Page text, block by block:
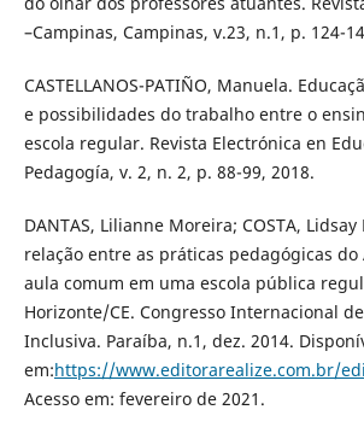
–Campinas, Campinas, v.23, n.1, p. 124-
CASTELLANOS-PATIÑO, Manuela.
e possibilidades do trabalho entre o
escola regular. Revista Electrónica en
Pedagogía, v. 2, n. 2, p. 88-99, 2018.
DANTAS, Lilianne Moreira; COSTA,
relação entre as práticas pedagógicas do
aula comum em uma escola pública
Horizonte/CE. Congresso Internacional
Inclusiva. Paraíba, n.1, dez. 2014.
em:https://www.editorarealize.com.br/
Acesso em: fevereiro de 2021.